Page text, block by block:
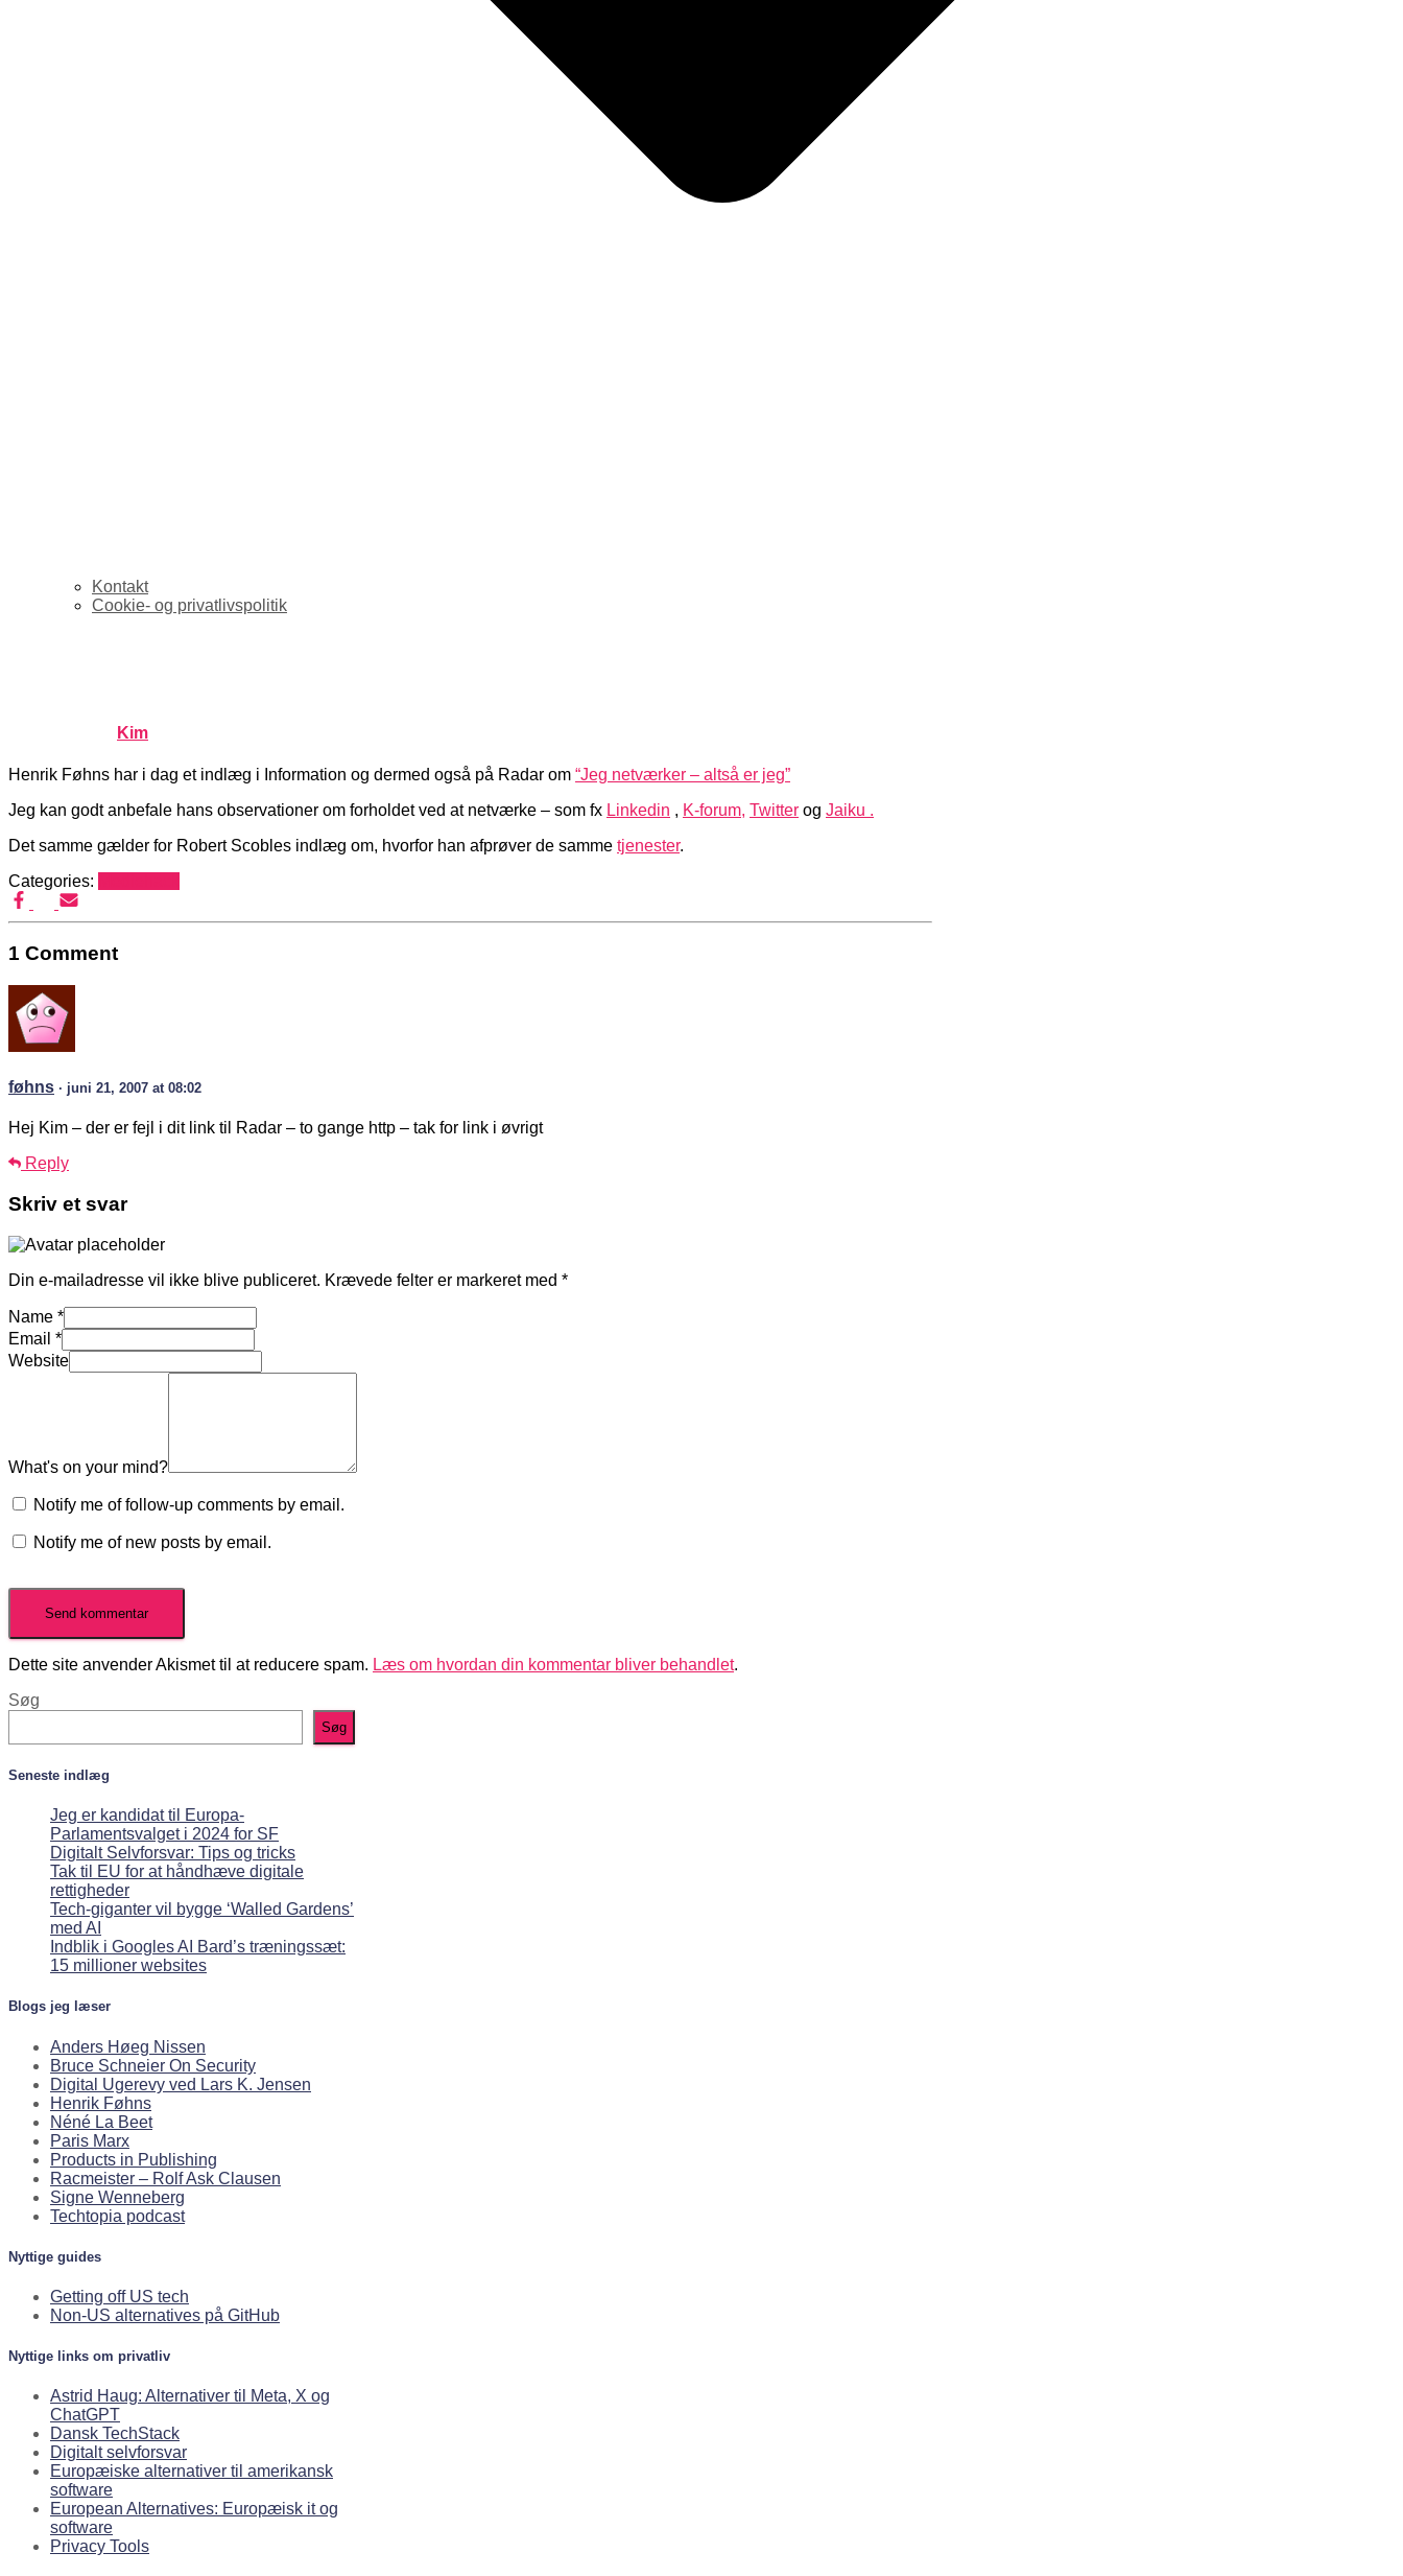
Kontakt
Cookie- og privatlivspolitik
Kim
Henrik Føhns har i dag et indlæg i Information og dermed også på Radar om “Jeg netværker – altså er jeg”
Jeg kan godt anbefale hans observationer om forholdet ved at netværke – som fx Linkedin , K-forum, Twitter og Jaiku .
Det samme gælder for Robert Scobles indlæg om, hvorfor han afprøver de samme tjenester.
Categories:
1 Comment
føhns · juni 21, 2007 at 08:02
Hej Kim – der er fejl i dit link til Radar – to gange http – tak for link i øvrigt
Reply
Skriv et svar
Din e-mailadresse vil ikke blive publiceret. Krævede felter er markeret med *
Name *
Email *
Website
What's on your mind?
Notify me of follow-up comments by email.
Notify me of new posts by email.
Dette site anvender Akismet til at reducere spam. Læs om hvordan din kommentar bliver behandlet.
Søg
Søg
Seneste indlæg
Jeg er kandidat til Europa-
Parlamentsvalget i 2024 for SF
Digitalt Selvforsvar: Tips og tricks
Tak til EU for at håndhæve digitale
rettigheder
Tech-giganter vil bygge ‘Walled Gardens’
med AI
Indblik i Googles AI Bard’s træningssæt:
15 millioner websites
Blogs jeg læser
Anders Høeg Nissen
Bruce Schneier On Security
Digital Ugerevy ved Lars K. Jensen
Henrik Føhns
Néné La Beet
Paris Marx
Products in Publishing
Racmeister – Rolf Ask Clausen
Signe Wenneberg
Techtopia podcast
Nyttige guides
Getting off US tech
Non-US alternatives på GitHub
Nyttige links om privatliv
Astrid Haug: Alternativer til Meta, X og
ChatGPT
Dansk TechStack
Digitalt selvforsvar
Europæiske alternativer til amerikansk
software
European Alternatives: Europæisk it og
software
Privacy Tools